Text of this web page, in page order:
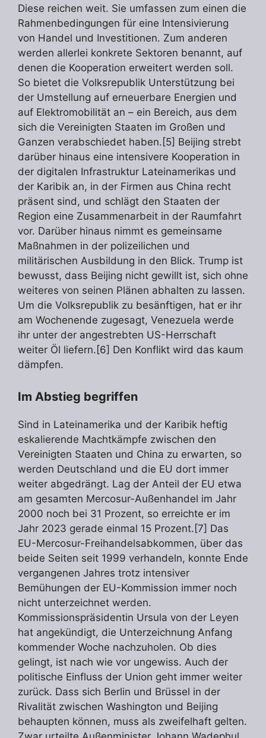
Diese reichen weit. Sie umfassen zum einen die
Rahmenbedingungen für eine Intensivierung
von Handel und Investitionen. Zum anderen
werden allerlei konkrete Sektoren benannt, auf
denen die Kooperation erweitert werden soll.
So bietet die Volksrepublik Unterstützung bei
der Umstellung auf erneuerbare Energien und
auf Elektromobilität an – ein Bereich, aus dem
sich die Vereinigten Staaten im Großen und
Ganzen verabschiedet haben.[5] Beijing strebt
darüber hinaus eine intensivere Kooperation in
der digitalen Infrastruktur Lateinamerikas und
der Karibik an, in der Firmen aus China recht
präsent sind, und schlägt den Staaten der
Region eine Zusammenarbeit in der Raumfahrt
vor. Darüber hinaus nimmt es gemeinsame
Maßnahmen in der polizeilichen und
militärischen Ausbildung in den Blick. Trump ist
bewusst, dass Beijing nicht gewillt ist, sich ohne
weiteres von seinen Plänen abhalten zu lassen.
Um die Volksrepublik zu besänftigen, hat er ihr
am Wochenende zugesagt, Venezuela werde
ihr unter der angestrebten US-Herrschaft
weiter Öl liefern.[6] Den Konflikt wird das kaum
dämpfen.
Im Abstieg begriffen
Sind in Lateinamerika und der Karibik heftig
eskalierende Machtkämpfe zwischen den
Vereinigten Staaten und China zu erwarten, so
werden Deutschland und die EU dort immer
weiter abgedrängt. Lag der Anteil der EU etwa
am gesamten Mercosur-Außenhandel im Jahr
2000 noch bei 31 Prozent, so erreichte er im
Jahr 2023 gerade einmal 15 Prozent.[7] Das
EU-Mercosur-Freihandelsabkommen, über das
beide Seiten seit 1999 verhandeln, konnte Ende
vergangenen Jahres trotz intensiver
Bemühungen der EU-Kommission immer noch
nicht unterzeichnet werden.
Kommissionspräsidentin Ursula von der Leyen
hat angekündigt, die Unterzeichnung Anfang
kommender Woche nachzuholen. Ob dies
gelingt, ist nach wie vor ungewiss. Auch der
politische Einfluss der Union geht immer weiter
zurück. Dass sich Berlin und Brüssel in der
Rivalität zwischen Washington und Beijing
behaupten können, muss als zweifelhaft gelten.